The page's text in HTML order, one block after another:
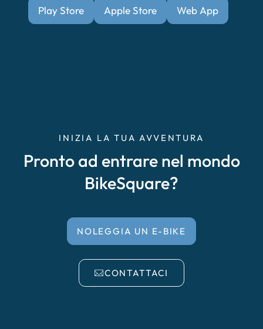
Play Store Apple Store Web App
INIZIA LA TUA AVVENTURA
Pronto ad entrare nel mondo
BikeSquare?
NOLEGGIA UN E-BIKE
CONTATTACI